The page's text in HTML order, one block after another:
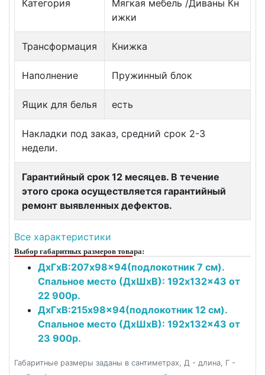
Категория
Мягкая мебель /Диваны Кн
ижки
Трансформация Книжка
Наполнение Пружинный блок
Ящик для белья есть
Накладки под заказ, средний срок 2-3
недели.
Гарантийный срок 12 месяцев. В течение
этого срока осуществляется гарантийный
ремонт выявленных дефектов.
Все характеристики
Выбор габаритных размеров товара:
ДxГxВ:207x98x94(подлокотник 7 см).
Спальное место (ДxШxВ): 192x132x43 от
22 900р.
ДxГxВ:215x98x94(подлокотник 12 см).
Спальное место (ДxШxВ): 192x132x43 от
23 900р.
Габаритные размеры заданы в сантиметрах, Д - длина, Г -